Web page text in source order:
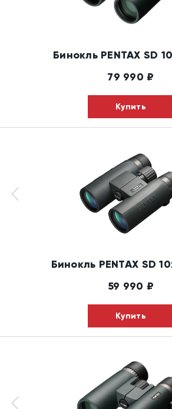
Бинокль PENTAX SD
79 990 ₽
Купить
Бинокль PENTAX SD
59 990 ₽
Купить